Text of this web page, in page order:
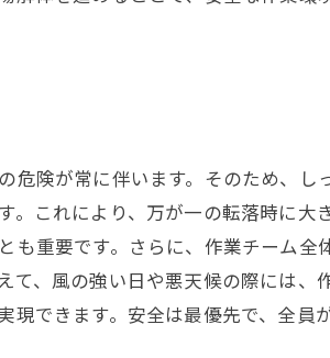
険が常に伴います。そのため、し
。これにより、万が一の転落時に大
も重要です。さらに、作業チーム全
て、風の強い日や悪天候の際には、
現できます。安全は最優先で、全員